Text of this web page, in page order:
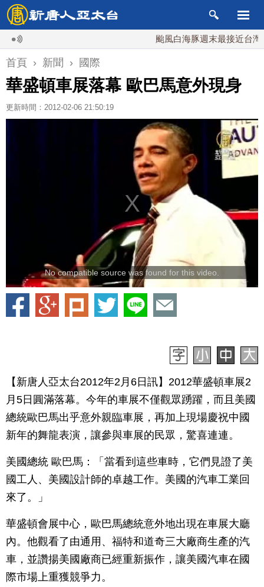
颱風白海豚週末最接近台灣 最快
首頁 › 新聞 › 國際
華盛頓車展落幕 歐巴馬意外現身
更新時間：2012-02-06 21:50:19
No compatible source was found for this video.
【新唐人亞太台2012年2月6日訊】2012華盛頓車展2
月5日圓滿落幕。今年的車展不僅觀眾踴躍，而且美國
總統歐巴馬出乎意外親臨車展，再加上現場慶祝中國
新年的舞龍表演，讓參與車展的民眾，驚喜連連。
美國總統 歐巴馬：「當看到這些車時，它們見證了美
國工人、美國設計師的卓越工作。美國的汽車工業回
來了。」
華盛頓會展中心，歐巴馬總統意外地出現在車展大廳
內。他觀看了由通用、福特和道奇三大廠商生產的汽
車，並讚揚美國廠商已經重新振作，讓美國汽車在國
際市場上重獲競爭力。